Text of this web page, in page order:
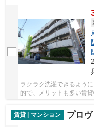
ラクラク洗濯できるよう
的で、メリットも多い賃
ト。映画なども楽しめる
賃貸 | マンション
プロ